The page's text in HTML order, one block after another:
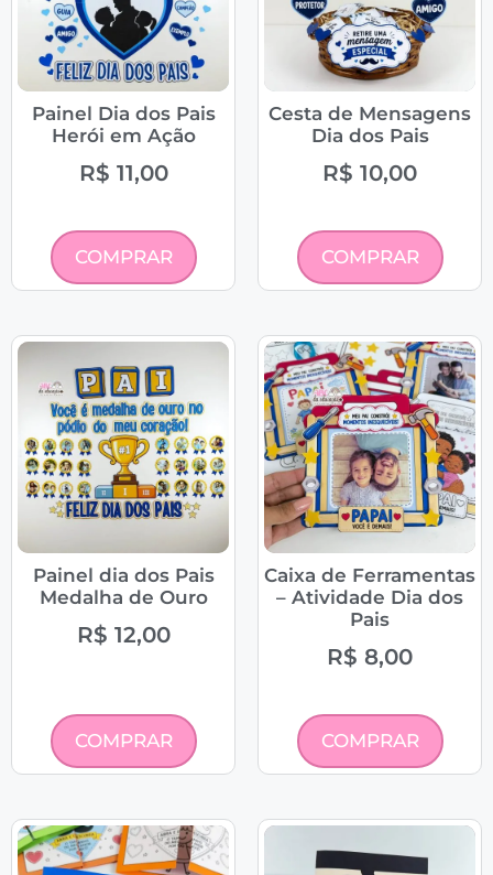
Painel Dia dos Pais
Herói em Ação
R$ 11,00
COMPRAR
Cesta de Mensagens
Dia dos Pais
R$ 10,00
COMPRAR
Painel dia dos Pais
Medalha de Ouro
R$ 12,00
COMPRAR
Caixa de Ferramentas
– Atividade Dia dos
Pais
R$ 8,00
COMPRAR